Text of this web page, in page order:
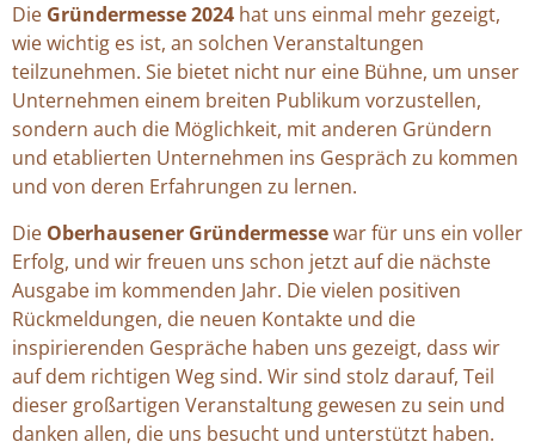
Die Gründermesse 2024 hat uns einmal mehr gezeigt,
wie wichtig es ist, an solchen Veranstaltungen
teilzunehmen. Sie bietet nicht nur eine Bühne, um unser
Unternehmen einem breiten Publikum vorzustellen,
sondern auch die Möglichkeit, mit anderen Gründern
und etablierten Unternehmen ins Gespräch zu kommen
und von deren Erfahrungen zu lernen.
Die Oberhausener Gründermessewar für uns ein voller
Erfolg, und wir freuen uns schon jetzt auf die nächste
Ausgabe im kommenden Jahr. Die vielen positiven
Rückmeldungen, die neuen Kontakte und die
inspirierenden Gespräche haben uns gezeigt, dass wir
auf dem richtigen Weg sind. Wir sind stolz darauf, Teil
dieser großartigen Veranstaltung gewesen zu sein und
danken allen, die uns besucht und unterstützt haben.